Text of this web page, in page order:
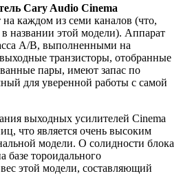
Cary Audio Cinema
на каждом из семи каналов (что,
в названии этой модели). Аппарат
A/B, выполненными на
транзисторы, отобранные
пары, имеют запас по
для уверенной работы с самой
выходных усилителей Cinema
что является очень высоким
модели. О солидности блока
базе тороидального
этой модели, составляющий